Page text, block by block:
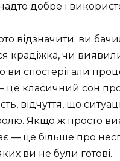
добре і
відзначити: ви
крадіжка, чи
ви спостерігали
це класичний сон
відчуття, що
Якщо ж просто
— це більше про
ви не були готові.